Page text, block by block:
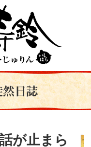
日誌
が止まら